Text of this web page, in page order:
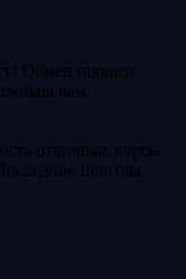
Обмен прошел
вам.
отличная, курсы
полгода